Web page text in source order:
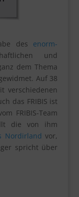
des enorm-
und
dem Thema
Auf 38
verschiedenen
das FRIBIS ist
FRIBIS-Team
die von ihm
Nordirland vor,
spricht über